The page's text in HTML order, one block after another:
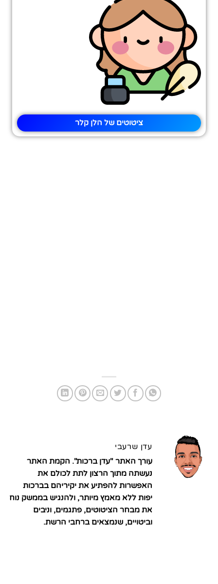
ציטוטים של הלן קלר
עדן שרעבי
עורך האתר "עדן ברכות". הקמת האתר
נעשתה מתוך הרצון לתת לכולם את
האפשרות להפתיע את יקיריהם בברכות
יפות ללא מאמץ מיותר, ולהנגיש בממשק נוח
את מבחר הציטוטים, פתגמים, וניבים
וביטויים, שנמצאים ברחבי הרשת.